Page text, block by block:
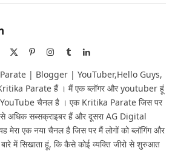
PinterestInstagram
TumblrLinkedIn
| Blogger | YouTuber,Hello Guys,
Kritika Parate हैं । मैं एक ब्लॉगर और youtuber हूं
YouTube चैनल है । एक Kritika Parate जिस पर
अधिक सब्सक्राइबर हैं और दूसरा AG Digital
मेरा एक नया चैनल है जिस पर मैं लोगों को ब्लॉगिंग और
में सिखाता हूं, कि कैसे कोई व्यक्ति जीरो से शुरुआत